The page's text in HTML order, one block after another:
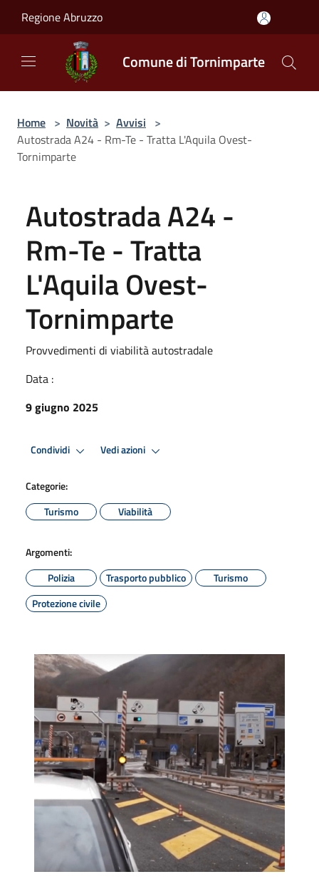
Regione Abruzzo
Comune di Tornimparte
Home > Novità > Avvisi >
Autostrada A24 - Rm-Te - Tratta L'Aquila Ovest-
Tornimparte
Autostrada A24 -
Rm-Te - Tratta
L'Aquila Ovest-
Tornimparte
Provvedimenti di viabilità autostradale
Data :
9 giugno 2025
Condividi Vedi azioni
Categorie:
Turismo
Viabilità
Argomenti:
Polizia
Trasporto pubblico
Turismo
Protezione civile